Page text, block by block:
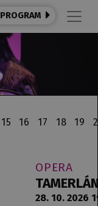
PROGRAM
15 16 17 18 19
OPERA
28. 10. 2026